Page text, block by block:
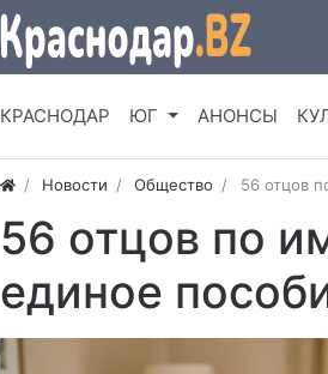
КРАСНОДАР ЮГ АНОНСЫ
Новости Общество 56 отцов
56 отцов по
единое